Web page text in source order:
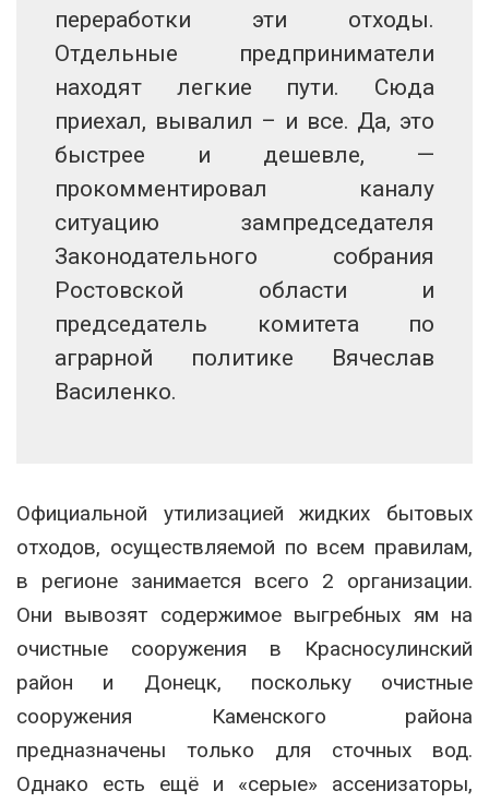
переработки эти отходы.
Отдельные предприниматели
находят легкие пути. Сюда
приехал, вывалил – и все. Да, это
быстрее и дешевле, —
прокомментировал каналу
ситуацию зампредседателя
Законодательного собрания
Ростовской области и
председатель комитета по
аграрной политике Вячеслав
Василенко.
Официальной утилизацией жидких бытовых
отходов, осуществляемой по всем правилам,
в регионе занимается всего 2 организации.
Они вывозят содержимое выгребных ям на
очистные сооружения в Красносулинский
район и Донецк, поскольку очистные
сооружения Каменского района
предназначены только для сточных вод.
Однако есть ещё и «серые» ассенизаторы,